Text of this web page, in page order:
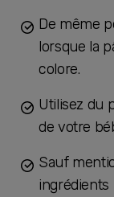
De même
lorsque la
colore.
Utilisez du
de votre
Sauf
ingrédients